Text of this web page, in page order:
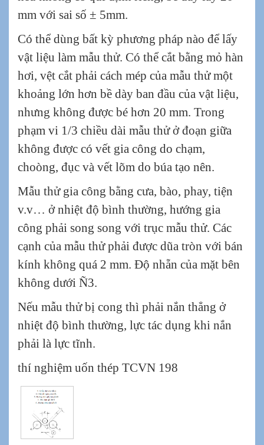
mm với sai số ± 5mm.
Có thể dùng bất kỳ phương pháp nào để lấy
vật liệu làm mẫu thử. Có thể cắt bằng mỏ hàn
hơi, vệt cắt phải cách mép của mẫu thử một
khoảng lớn hơn bề dày ban đầu của vật liệu,
nhưng không được bé hơn 20 mm. Trong
phạm vi 1/3 chiều dài mẫu thử ở đoạn giữa
không được có vết gia công do chạm,
choòng, đục và vết lõm do búa tạo nên.
Mẫu thử gia công bằng cưa, bào, phay, tiện
v.v… ở nhiệt độ bình thường, hướng gia
công phải song song với trục mẫu thử. Các
cạnh của mẫu thử phải được dũa tròn với bán
kính không quá 2 mm. Độ nhẵn của mặt bên
không dưới Ñ3.
Nếu mẫu thử bị cong thì phải nắn thẳng ở
nhiệt độ bình thường, lực tác dụng khi nắn
phải là lực tĩnh.
thí nghiệm uốn thép TCVN 198